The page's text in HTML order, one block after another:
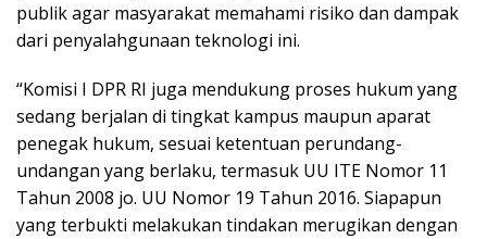
publik agar masyarakat memahami risiko dan dampak
dari penyalahgunaan teknologi ini.
“Komisi I DPR RI juga mendukung proses hukum yang
sedang berjalan di tingkat kampus maupun aparat
penegak hukum, sesuai ketentuan perundang-
undangan yang berlaku, termasuk UU ITE Nomor 11
Tahun 2008 jo. UU Nomor 19 Tahun 2016. Siapapun
yang terbukti melakukan tindakan merugikan dengan